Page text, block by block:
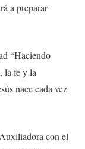
a preparar
“Haciendo
la fe y la
nace cada vez
con el